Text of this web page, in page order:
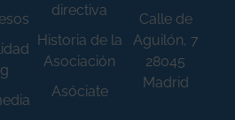
directiva
Historia de la
Asociación
Asóciate
Calle de
Aguilón, 7
28045
Madrid